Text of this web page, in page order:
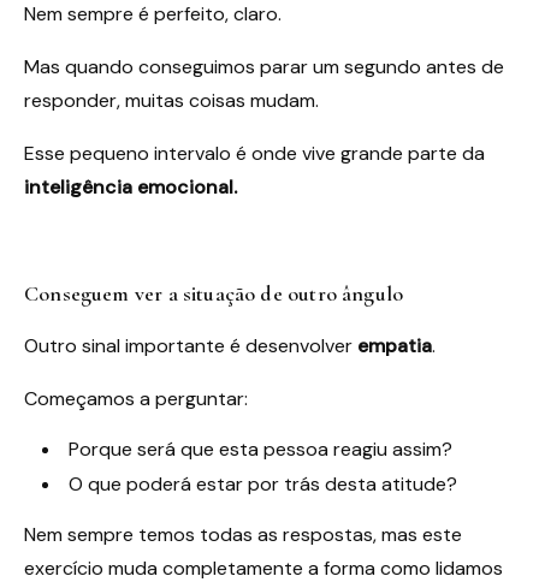
Nem sempre é perfeito, claro.
Mas quando conseguimos parar um segundo antes de
responder, muitas coisas mudam.
Esse pequeno intervalo é onde vive grande parte da
inteligência emocional.
Conseguem ver a situação de outro ângulo
Outro sinal importante é desenvolver empatia.
Começamos a perguntar:
Porque será que esta pessoa reagiu assim?
O que poderá estar por trás desta atitude?
Nem sempre temos todas as respostas, mas este
exercício muda completamente a forma como lidamos